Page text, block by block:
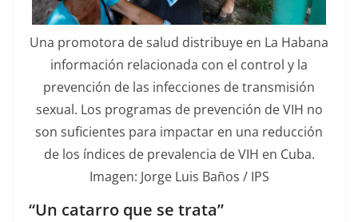
Una promotora de salud distribuye en La Habana
información relacionada con el control y la
prevención de las infecciones de transmisión
sexual. Los programas de prevención de VIH no
son suficientes para impactar en una reducción
de los índices de prevalencia de VIH en Cuba.
Imagen: Jorge Luis Baños / IPS
“Un catarro que se trata”